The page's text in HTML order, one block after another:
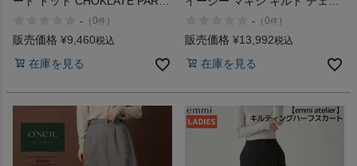
- （0件 ）
販売価格 ¥9,460税込
在庫を見る
ート チェック柄 カジュアル ス
カート ロング丈 巻きスカート
ート 定番 ONEIL OF DUBLIN
- （0件 ）
販売価格 ¥13,992税込
在庫を見る